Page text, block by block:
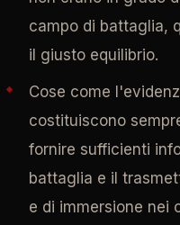
campo di battaglia,
il giusto equilibrio.
Cose come
costituiscono
fornire sufficienti
battaglia e il
e di immersione nei